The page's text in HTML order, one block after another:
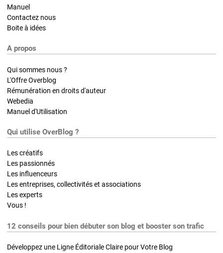
Manuel
Contactez nous
Boite à idées
A propos
Qui sommes nous ?
L'Offre Overblog
Rémunération en droits d'auteur
Webedia
Manuel d'Utilisation
Qui utilise OverBlog ?
Les créatifs
Les passionnés
Les influenceurs
Les entreprises, collectivités et associations
Les experts
Vous !
12 conseils pour bien débuter son blog et booster son trafic
Développez une Ligne Éditoriale Claire pour Votre Blog